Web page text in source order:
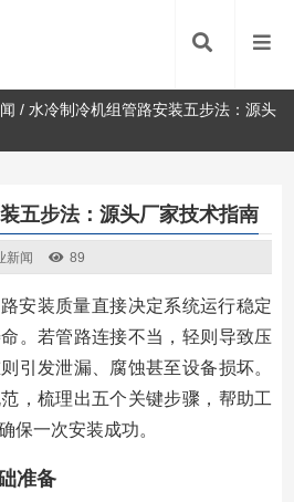
/水冷制冷机组管路安装五步法：源头
五步法：源头厂家技术指南
新闻 89
安装质量直接决定系统运行稳定
。若管路连接不当，轻则导致压
引发泄漏、腐蚀甚至设备损坏。
，梳理出五个关键步骤，帮助工
保一次安装成功。
准备